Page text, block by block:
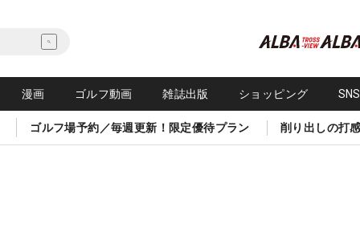
漫画 ゴルフ動画 雑誌出版 ショッピング
ゴルフ場予約／毎週更新！限定優待プラン 削り出しの打